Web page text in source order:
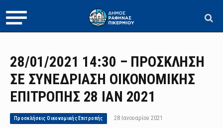
28/01/2021 14:30 – ΠΡΟΣΚΛΗΣΗ
ΣΕ ΣΥΝΕΔΡΙΑΣΗ ΟΙΚΟΝΟΜΙΚΗΣ
ΕΠΙΤΡΟΠΗΣ 28 ΙΑΝ 2021
Προσκλήσεις Οικονομικής Επιτροπής 28 Ιανουαρίου 2021